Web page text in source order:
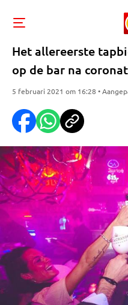
Het allereerste
op de bar na
5 februari 2021 om 16:28 •